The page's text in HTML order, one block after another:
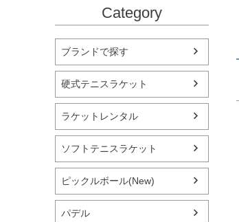
Category
ブランドで探す
硬式テニスラケット
ラケットレンタル
ソフトテニスラケット
ピックルボール(New)
パデル